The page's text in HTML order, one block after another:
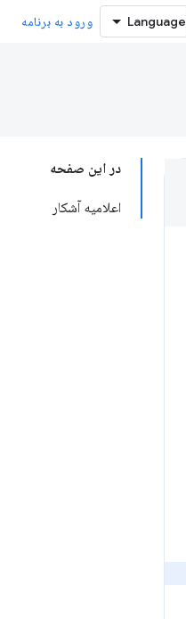
ورود به برنامه
در این صفحه
اعلامیه آشکار